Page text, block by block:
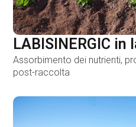
LABISINERGIC
Assorbimento dei nutrienti,
post-raccolta